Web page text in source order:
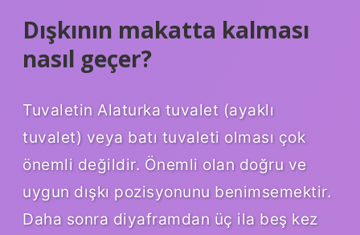
Dışkının makatta kalması
nasıl geçer?
Tuvaletin Alaturka tuvalet (ayaklı
tuvalet) veya batı tuvaleti olması çok
önemli değildir. Önemli olan doğru ve
uygun dışkı pozisyonunu benimsemektir.
Daha sonra diyaframdan üç ila beş kez